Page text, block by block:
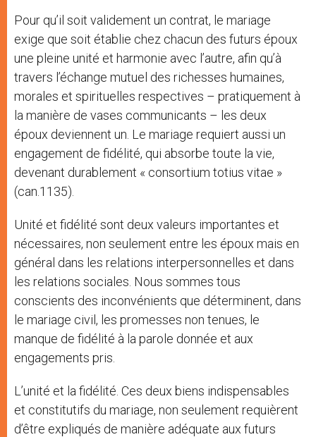
Pour qu’il soit validement un contrat, le mariage
exige que soit établie chez chacun des futurs époux
une pleine unité et harmonie avec l’autre, afin qu’à
travers l’échange mutuel des richesses humaines,
morales et spirituelles respectives – pratiquement à
la manière de vases communicants – les deux
époux deviennent un. Le mariage requiert aussi un
engagement de fidélité, qui absorbe toute la vie,
devenant durablement « consortium totius vitae »
(can.1135).
Unité et fidélité sont deux valeurs importantes et
nécessaires, non seulement entre les époux mais en
général dans les relations interpersonnelles et dans
les relations sociales. Nous sommes tous
conscients des inconvénients que déterminent, dans
le mariage civil, les promesses non tenues, le
manque de fidélité à la parole donnée et aux
engagements pris.
L’unité et la fidélité. Ces deux biens indispensables
et constitutifs du mariage, non seulement requièrent
d’être expliqués de manière adéquate aux futurs